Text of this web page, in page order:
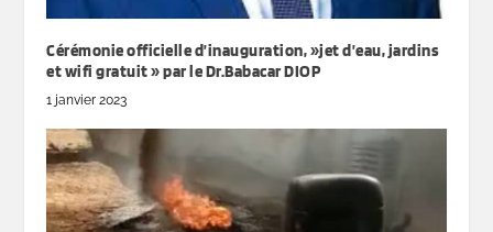
Cérémonie officielle d’inauguration, »jet d’eau, jardins
et wifi gratuit » par le Dr.Babacar DIOP
1 janvier 2023